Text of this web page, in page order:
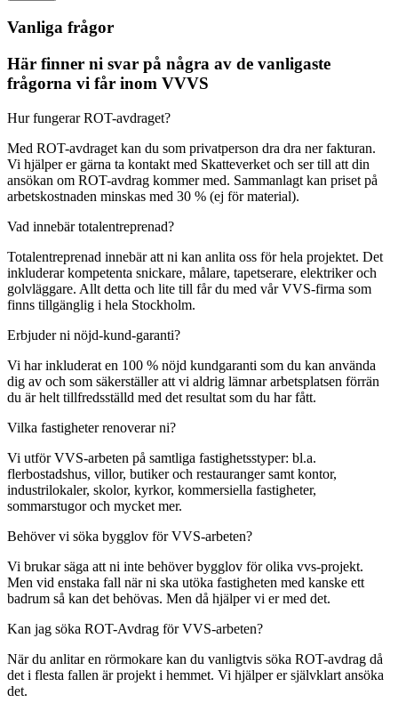
Vanliga frågor
Här finner ni svar på några av de vanligaste
frågorna vi får inom VVVS
Hur fungerar ROT-avdraget?
Med ROT-avdraget kan du som privatperson dra dra ner fakturan.
Vi hjälper er gärna ta kontakt med Skatteverket och ser till att din
ansökan om ROT-avdrag kommer med. Sammanlagt kan priset på
arbetskostnaden minskas med 30 % (ej för material).
Vad innebär totalentreprenad?
Totalentreprenad innebär att ni kan anlita oss för hela projektet. Det
inkluderar kompetenta snickare, målare, tapetserare, elektriker och
golvläggare. Allt detta och lite till får du med vår VVS-firma som
finns tillgänglig i hela Stockholm.
Erbjuder ni nöjd-kund-garanti?
Vi har inkluderat en 100 % nöjd kundgaranti som du kan använda
dig av och som säkerställer att vi aldrig lämnar arbetsplatsen förrän
du är helt tillfredsställd med det resultat som du har fått.
Vilka fastigheter renoverar ni?
Vi utför VVS-arbeten på samtliga fastighetsstyper: bl.a.
flerbostadshus, villor, butiker och restauranger samt kontor,
industrilokaler, skolor, kyrkor, kommersiella fastigheter,
sommarstugor och mycket mer.
Behöver vi söka bygglov för VVS-arbeten?
Vi brukar säga att ni inte behöver bygglov för olika vvs-projekt.
Men vid enstaka fall när ni ska utöka fastigheten med kanske ett
badrum så kan det behövas. Men då hjälper vi er med det.
Kan jag söka ROT-Avdrag för VVS-arbeten?
När du anlitar en rörmokare kan du vanligtvis söka ROT-avdrag då
det i flesta fallen är projekt i hemmet. Vi hjälper er självklart ansöka
det.